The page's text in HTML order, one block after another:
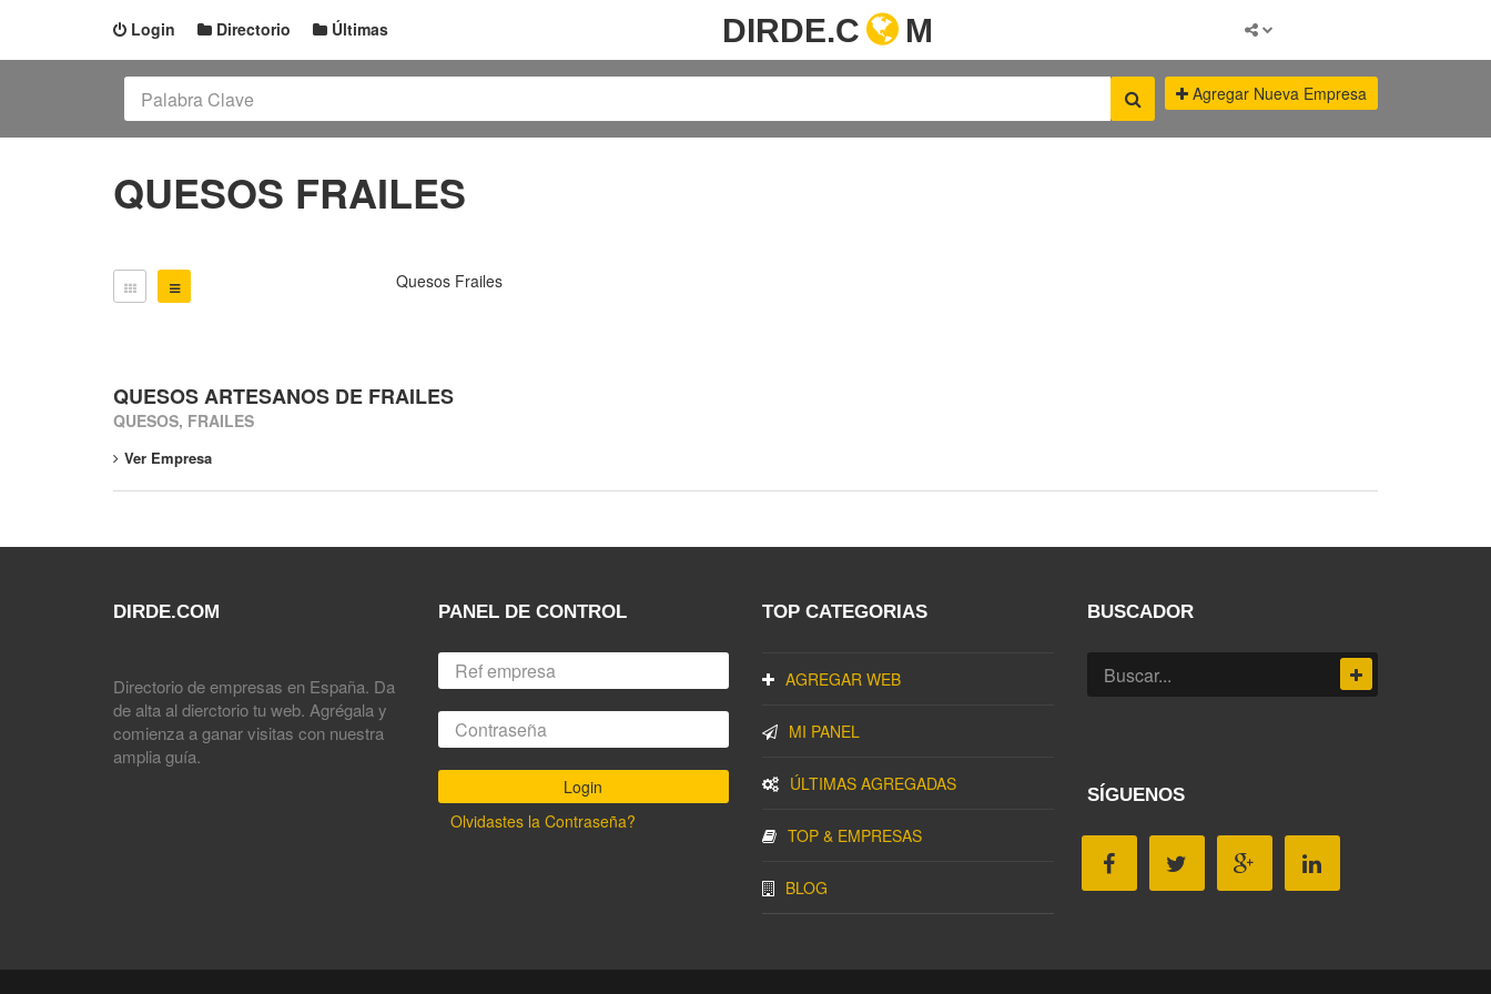
Login Directorio Últimas DIRDE.C M
Agregar Nueva Empresa
QUESOS FRAILES
Quesos Frailes
QUESOS ARTESANOS DE FRAILES
QUESOS, FRAILES
Ver Empresa
DIRDE.COM
Directorio de empresas en España. Da
de alta al dierctorio tu web. Agrégala y
comienza a ganar visitas con nuestra
amplia guía.
PANEL DE CONTROL
Olvidastes la Contraseña?
TOP CATEGORIAS
AGREGAR WEB
MI PANEL
ÚLTIMAS AGREGADAS
TOP & EMPRESAS
BLOG
BUSCADOR
SÍGUENOS